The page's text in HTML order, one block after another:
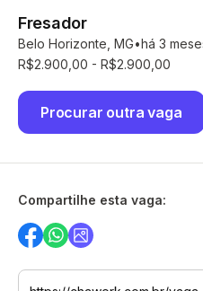
Fresador
Belo Horizonte, MG há 3
R$2.900,00 - R$2.900,00
Procurar outra vaga
Compartilhe esta vaga: